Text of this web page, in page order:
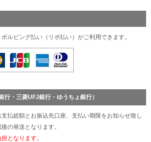
ルビング払い（リボ払い）がご利用できます。
・三菱UFJ銀行・ゆうちょ銀行）
払総額とお振込先口座、支払い期限をお知らせ致し
の発送となります。
となります。